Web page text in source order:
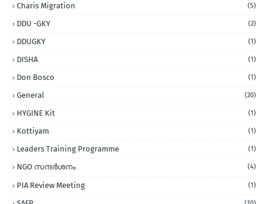
Charis Migration (5)
DDU -GKY (2)
DDUGKY (1)
DISHA (1)
Don Bosco (1)
General (20)
HYGINE Kit (1)
Kottiyam (1)
Leaders Training Programme (1)
NGO സന്ദര്‍ശനം (4)
PIA Review Meeting (1)